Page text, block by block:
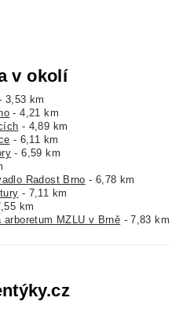
v okolí
3,53 km
- 4,21 km
- 4,89 km
- 6,11 km
- 6,59 km
Radost Brno - 6,78 km
- 7,11 km
km
arboretum MZLU v Brně - 7,83 km